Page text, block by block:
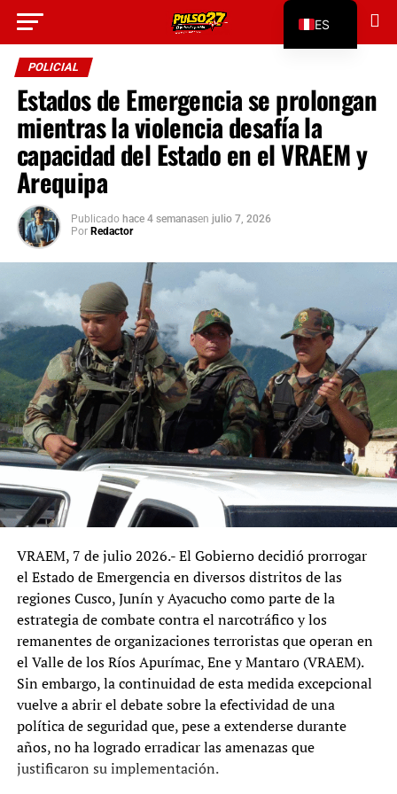
POLICIAL
Estados de Emergencia se prolongan
mientras la violencia desafía la
capacidad del Estado en el VRAEM y
Arequipa
Publicado hace 4 semanasen julio 7, 2026
Por Redactor
VRAEM, 7 de julio 2026.- El Gobierno decidió prorrogar
el Estado de Emergencia en diversos distritos de las
regiones Cusco, Junín y Ayacucho como parte de la
estrategia de combate contra el narcotráfico y los
remanentes de organizaciones terroristas que operan en
el Valle de los Ríos Apurímac, Ene y Mantaro (VRAEM).
Sin embargo, la continuidad de esta medida excepcional
vuelve a abrir el debate sobre la efectividad de una
política de seguridad que, pese a extenderse durante
años, no ha logrado erradicar las amenazas que
justificaron su implementación.
Go to mobile version
ES
EN